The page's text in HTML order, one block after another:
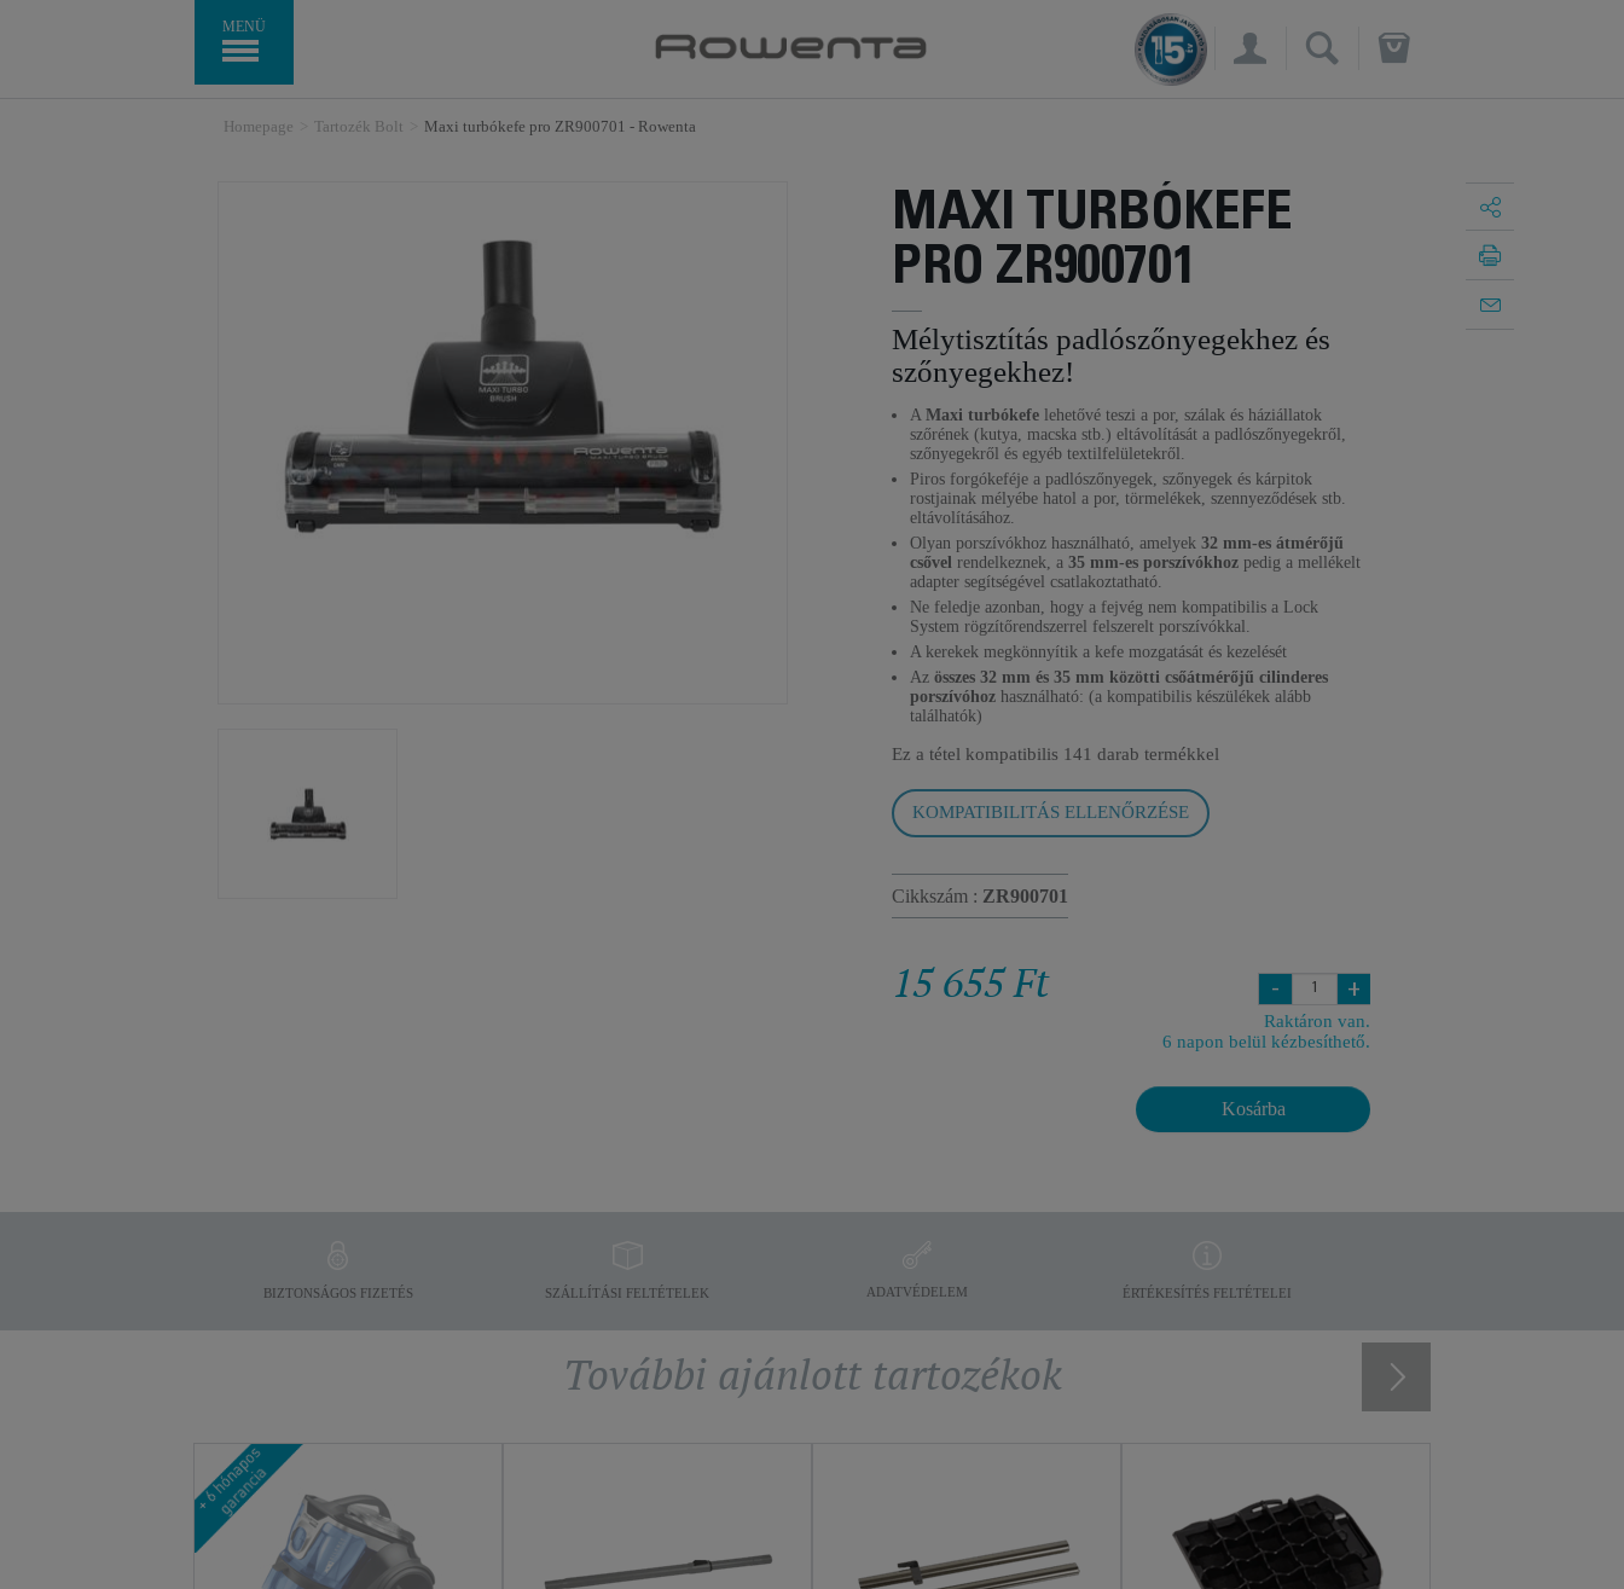
MENÜ
×
Homepage Tartozék Bolt Maxi turbókefe pro ZR900701 - Rowenta
MAXI TURBÓKEFE
PRO ZR900701
Mélytisztítás padlószőnyegekhez és
szőnyegekhez!
A Maxi turbókefe lehetővé teszi a por, szálak és háziállatok
szőrének (kutya, macska stb.) eltávolítását a padlószőnyegekről,
szőnyegekről és egyéb textilfelületekről.
Piros forgókeféje a padlószőnyegek, szőnyegek és kárpitok
rostjainak mélyébe hatol a por, törmelékek, szennyeződések stb.
eltávolításához.
Olyan porszívókhoz használható, amelyek 32 mm-es átmérőjű
csővel rendelkeznek, a 35 mm-es porszívókhoz pedig a mellékelt
adapter segítségével csatlakoztatható.
Ne feledje azonban, hogy a fejvég nem kompatibilis a Lock
System rögzítőrendszerrel felszerelt porszívókkal.
A kerekek megkönnyítik a kefe mozgatását és kezelését
Az összes 32 mm és 35 mm közötti csőátmérőjű cilinderes
porszívóhoz használható: (a kompatibilis készülékek alább
találhatók)
Ez a tétel kompatibilis 141 darab termékkel
KOMPATIBILITÁS ELLENŐRZÉSE
Cikkszám : ZR900701
15 655 Ft - +
Raktáron van.
6 napon belül kézbesíthető.
Kosárba
BIZTONSÁGOS FIZETÉS SZÁLLÍTÁSI FELTÉTELEK ADATVÉDELEM ÉRTÉKESÍTÉS FELTÉTELEI
További ajánlott tartozékok